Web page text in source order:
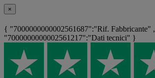
×
{ "7000000000002561687":"Rif. Fabbricante" ,
"7000000000002561217":"Dati tecnici" }